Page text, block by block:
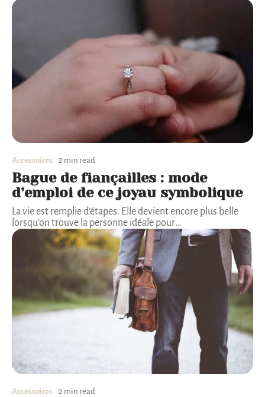
Accessoires 2 min read
Bague de fiançailles : mode
d’emploi de ce joyau symbolique
La vie est remplie d’étapes. Elle devient encore plus belle
lorsqu’on trouve la personne idéale pour…
Accessoires 2 min read